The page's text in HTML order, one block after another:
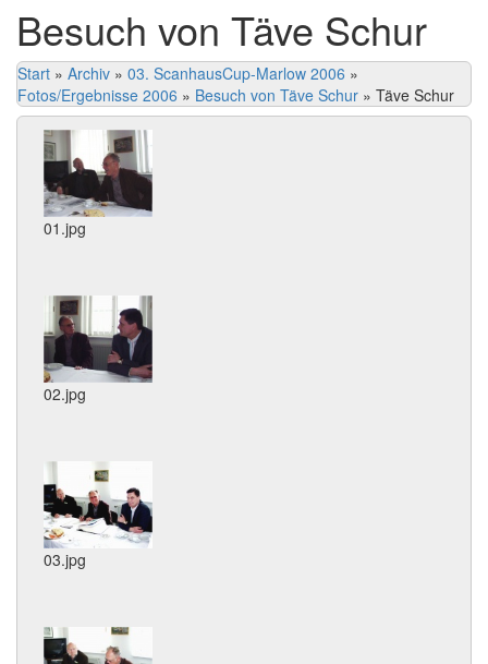
Besuch von Täve Schur
Start » Archiv » 03. ScanhausCup-Marlow 2006 »
Fotos/Ergebnisse 2006 » Besuch von Täve Schur » Täve Schur
01.jpg
02.jpg
03.jpg